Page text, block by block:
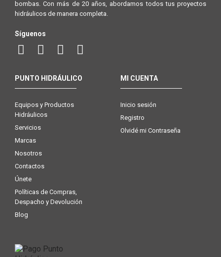
bombas. Con más de 20 años, abordamos todos tus proyectos
hidráulicos de manera completa.
Síguenos
PUNTO HIDRÁULICO
Equipos y Productos
Hidráulicos
Servicios
Marcas
Nosotros
Contactos
Únete
Políticas de Compras,
Despacho y Devolución
Blog
MI CUENTA
Inicio sesión
Registro
Olvidé mi Contraseña